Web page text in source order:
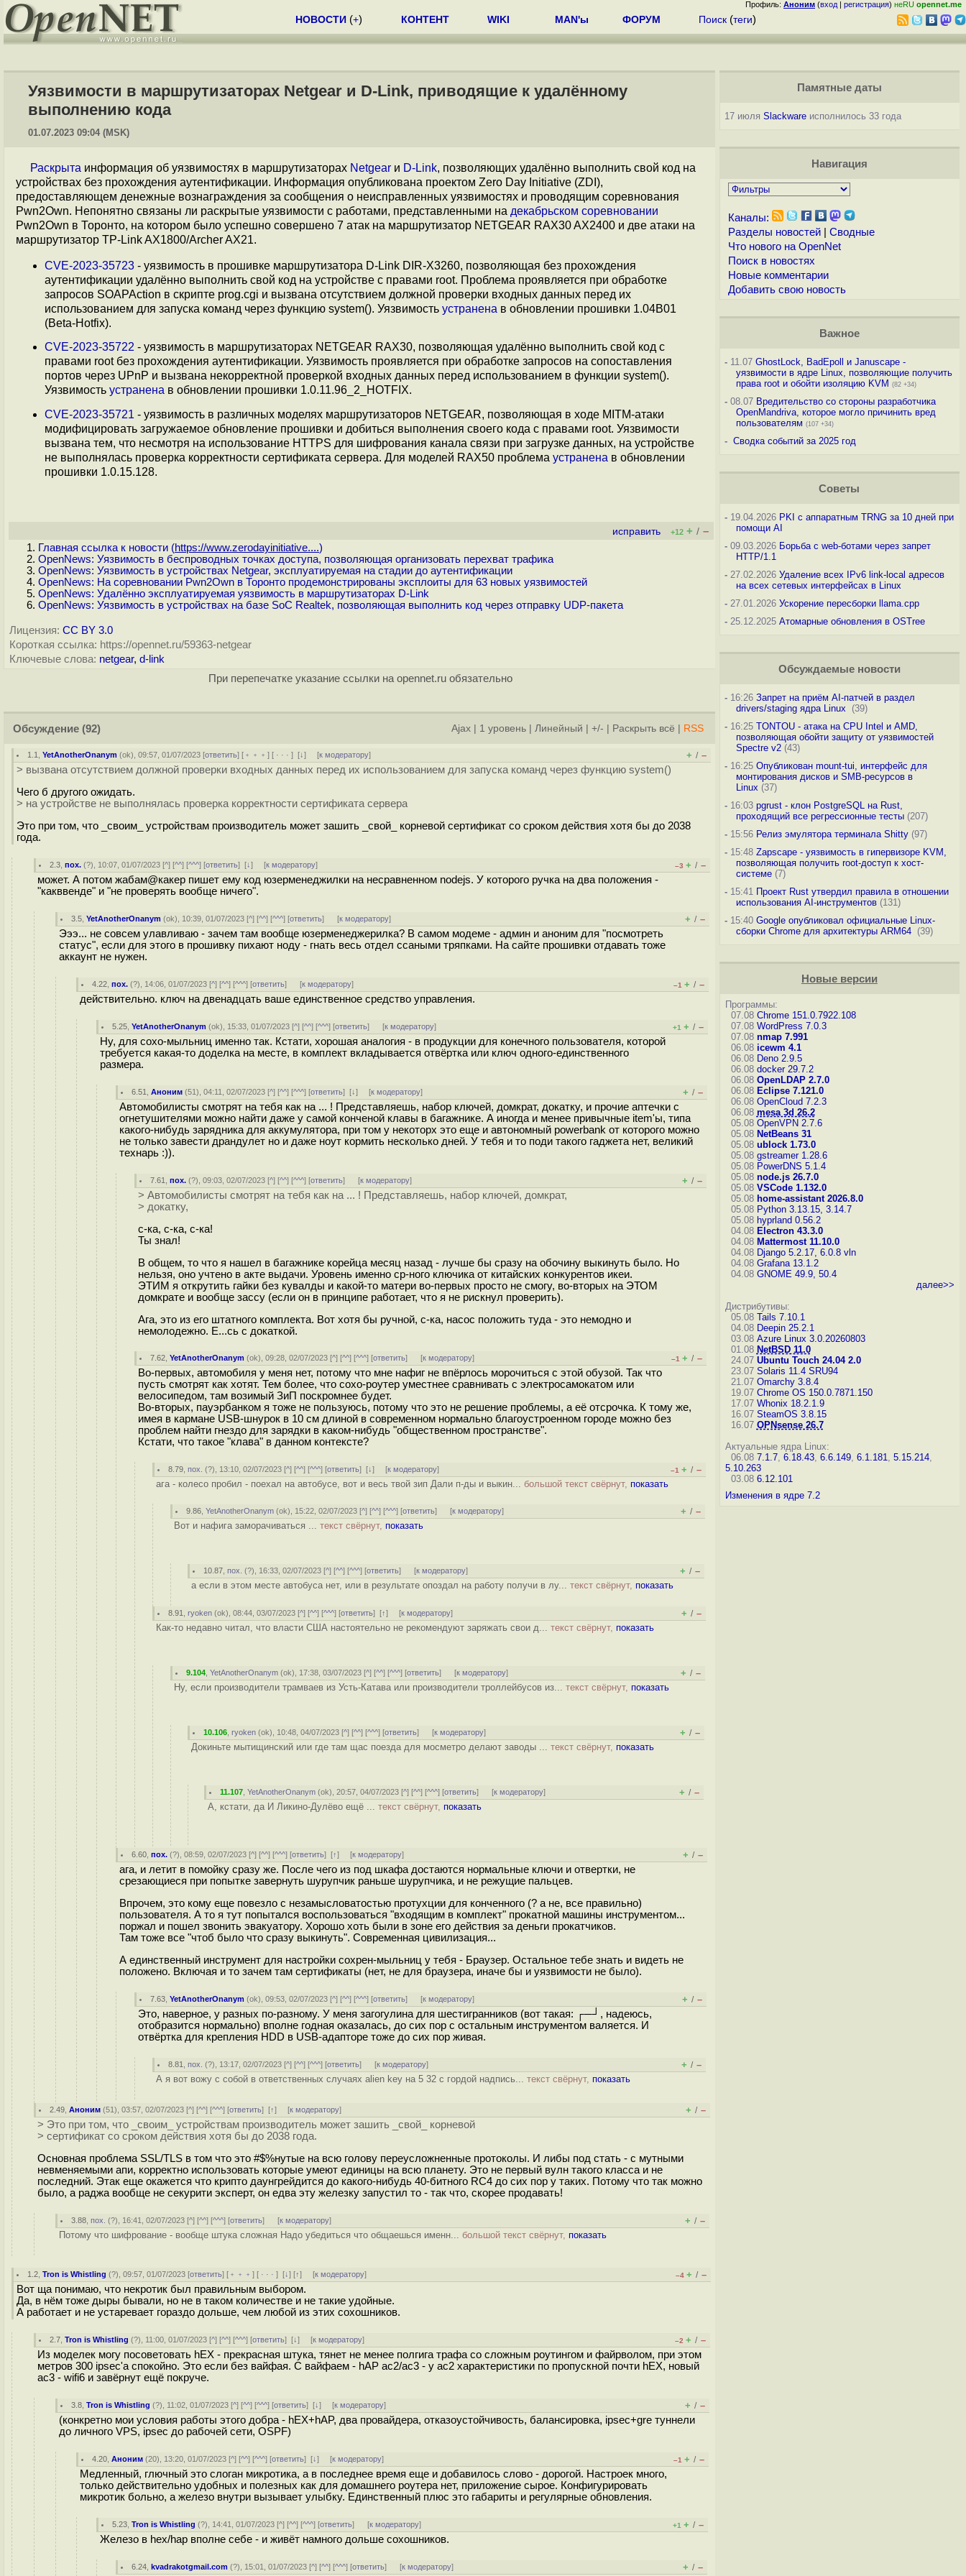
Профиль: Аноним (вход | регистрация) неRU opennet.me
НОВОСТИ (+) КОНТЕНТ WIKI MAN'ы ФОРУМ Поиск (теги)
Уязвимости в маршрутизаторах Netgear и D-Link, приводящие к удалённому
выполнению кода
01.07.2023 09:04 (MSK)
Раскрыта информация об уязвимостях в маршрутизаторах Netgear и D-Link, позволяющих удалённо выполнить свой код на
устройствах без прохождения аутентификации. Информация опубликована проектом Zero Day Initiative (ZDI),
предоставляющем денежные вознаграждения за сообщения о неисправленных уязвимостях и проводящим соревнования
Pwn2Own. Непонятно связаны ли раскрытые уязвимости с работами, представленными на декабрьском соревновании
Pwn2Own в Торонто, на котором было успешно совершено 7 атак на маршрутизатор NETGEAR RAX30 AX2400 и две атаки на
маршрутизатор TP-Link AX1800/Archer AX21.
CVE-2023-35723 - уязвимость в прошивке маршрутизатора D-Link DIR-X3260, позволяющая без прохождения
аутентификации удалённо выполнить свой код на устройстве с правами root. Проблема проявляется при обработке
запросов SOAPAction в скрипте prog.cgi и вызвана отсутствием должной проверки входных данных перед их
использованием для запуска команд через функцию system(). Уязвимость устранена в обновлении прошивки 1.04B01
(Beta-Hotfix).
CVE-2023-35722 - уязвимость в маршрутизаторах NETGEAR RAX30, позволяющая удалённо выполнить свой код с
правами root без прохождения аутентификации. Уязвимость проявляется при обработке запросов на сопоставления
портов через UPnP и вызвана некорректной проверкой входных данных перед использованием в функции system().
Уязвимость устранена в обновлении прошивки 1.0.11.96_2_HOTFIX.
CVE-2023-35721 - уязвимость в различных моделях маршрутизаторов NETGEAR, позволяющая в ходе MITM-атаки
модифицировать загружаемое обновление прошивки и добиться выполнения своего кода с правами root. Уязвимости
вызвана тем, что несмотря на использование HTTPS для шифрования канала связи при загрузке данных, на устройстве
не выполнялась проверка корректности сертификата сервера. Для моделей RAX50 проблема устранена в обновлении
прошивки 1.0.15.128.
исправить +12 + / –
Главная ссылка к новости (https://www.zerodayinitiative....)
OpenNews: Уязвимость в беспроводных точках доступа, позволяющая организовать перехват трафика
OpenNews: Уязвимость в устройствах Netgear, эксплуатируемая на стадии до аутентификации
OpenNews: На соревновании Pwn2Own в Торонто продемонстрированы эксплоиты для 63 новых уязвимостей
OpenNews: Удалённо эксплуатируемая уязвимость в маршрутизаторах D-Link
OpenNews: Уязвимость в устройствах на базе SoC Realtek, позволяющая выполнить код через отправку UDP-пакета
Лицензия: CC BY 3.0
Короткая ссылка: https://opennet.ru/59363-netgear
Ключевые слова: netgear, d-link
При перепечатке указание ссылки на opennet.ru обязательно
Обсуждение (92) Ajax 1 уровень Линейный +/- Раскрыть всё RSS
1.1 ,YetAnotherOnanym (ok), 09:57, 01/07/2023 [ответить] [ ﹢﹢﹢] [ · · ·][↓] [к модератору] + / –
> вызвана отсутствием должной проверки входных данных перед их использованием для запуска команд через функцию system()
Чего б другого ожидать.
> на устройстве не выполнялась проверка корректности сертификата сервера
Это при том, что _своим_ устройствам производитель может зашить _свой_ корневой сертификат со сроком действия хотя бы до 2038
года.
2.3 ,пох. (?), 10:07, 01/07/2023 [^] [^^] [^^^] [ответить][↓] [к модератору] –3 + / –
может. А потом жабам@какер пишет ему код юзерменеджилки на несравненном nodejs. У которого ручка на два положения -
"какввенде" и "не проверять вообще ничего".
3.5 ,YetAnotherOnanym (ok), 10:39, 01/07/2023 [^] [^^] [^^^] [ответить] [к модератору] + / –
Эээ... не совсем улавливаю - зачем там вообще юзерменеджерилка? В самом модеме - админ и аноним для "посмотреть
статус", если для этого в прошивку пихают ноду - гнать весь отдел ссаными тряпками. На сайте прошивки отдавать тоже
аккаунт не нужен.
4.22 ,пох. (?), 14:06, 01/07/2023 [^] [^^] [^^^] [ответить] [к модератору] –1 + / –
действительно. ключ на двенадцать ваше единственное средство управления.
5.25 ,YetAnotherOnanym (ok), 15:33, 01/07/2023 [^] [^^] [^^^] [ответить] [к модератору] +1 + / –
Ну, для сохо-мыльниц именно так. Кстати, хорошая аналогия - в продукции для конечного пользователя, которой
требуется какая-то доделка на месте, в комплект вкладывается отвёртка или ключ одного-единственного
размера.
6.51 ,Аноним (51), 04:11, 02/07/2023 [^] [^^] [^^^] [ответить][↓] [к модератору] + / –
Автомобилисты смотрят на тебя как на ... ! Представляешь, набор ключей, домкрат, докатку, и прочие аптечки с
огнетушителями можно найти даже у самой конченой клавы в багажнике. А иногда и менее привычные item'ы, типа
какого-нибудь зарядника для аккумулятора, при том у некоторх это еще и автономный powerbank от которого можно
не только завести драндулет но и даже ноут кормить несколько дней. У тебя и то поди такого гаджета нет, великий
технарь :)).
7.61 ,пох. (?), 09:03, 02/07/2023 [^] [^^] [^^^] [ответить] [к модератору] + / –
> Автомобилисты смотрят на тебя как на ... ! Представляешь, набор ключей, домкрат,
> докатку,
с-ка, с-ка, с-ка!
Ты знал!
В общем, то что я нашел в багажнике корейца месяц назад - лучше бы сразу на обочину выкинуть было. Но
нельзя, оно учтено в акте выдачи. Уровень именно ср-ного ключика от китайских конкурентов икеи.
ЭТИМ я открутить гайки без кувалды и какой-то матери во-первых просто не смогу, во-вторых на ЭТОМ
домкрате и вообще зассу (если он в принципе работает, что я не рискнул проверить).
Ага, это из его штатного комплекта. Вот хотя бы ручной, с-ка, насос положить туда - это немодно и
немолодежно. Е...сь с докаткой.
7.62 ,YetAnotherOnanym (ok), 09:28, 02/07/2023 [^] [^^] [^^^] [ответить] [к модератору] –1 + / –
Во-первых, автомобиля у меня нет, потому что мне нафиг не впёрлось морочиться с этой обузой. Так что
пусть смотрят как хотят. Тем более, что сохо-роутер уместнее сравнивать с электросамокатом или
велосипедом, там возимый ЗиП поскромнее будет.
Во-вторых, пауэрбанком я тоже не пользуюсь, потому что это не решение проблемы, а её отсрочка. К тому же,
имея в кармане USB-шнурок в 10 см длиной в современном нормально благоустроенном городе можно без
проблем найти гнездо для зарядки в каком-нибудь "общественном пространстве".
Кстати, что такое "клава" в данном контексте?
8.79 ,пох. (?), 13:10, 02/07/2023 [^] [^^] [^^^] [ответить][↓] [к модератору] –1 + / –
ага - колесо пробил - поехал на автобусе, вот и весь твой зип Дали п-ды и выкин... большой текст свёрнут, показать
9.86 ,YetAnotherOnanym (ok), 15:22, 02/07/2023 [^] [^^] [^^^] [ответить] [к модератору] + / –
Вот и нафига заморачиваться ... текст свёрнут, показать
10.87 ,пох. (?), 16:33, 02/07/2023 [^] [^^] [^^^] [ответить] [к модератору] + / –
а если в этом месте автобуса нет, или в результате опоздал на работу получи в лу... текст свёрнут, показать
8.91 ,ryoken (ok), 08:44, 03/07/2023 [^] [^^] [^^^] [ответить][↑] [к модератору] + / –
Как-то недавно читал, что власти США настоятельно не рекомендуют заряжать свои д... текст свёрнут, показать
9.104 ,YetAnotherOnanym (ok), 17:38, 03/07/2023 [^] [^^] [^^^] [ответить] [к модератору] + / –
Ну, если производители трамваев из Усть-Катава или производители троллейбусов из... текст свёрнут, показать
10.106 ,ryoken (ok), 10:48, 04/07/2023 [^] [^^] [^^^] [ответить] [к модератору] + / –
Докиньте мытищинский или где там щас поезда для мосметро делают заводы ... текст свёрнут, показать
11.107 ,YetAnotherOnanym (ok), 20:57, 04/07/2023 [^] [^^] [^^^] [ответить] [к модератору] + / –
А, кстати, да И Ликино-Дулёво ещё ... текст свёрнут, показать
6.60 ,пох. (?), 08:59, 02/07/2023 [^] [^^] [^^^] [ответить][↑] [к модератору] + / –
ага, и летит в помойку сразу же. После чего из под шкафа достаются нормальные ключи и отвертки, не
срезающиеся при попытке завернуть шурупчик раньше шурупчика, и не режущие пальцев.
Впрочем, это кому еще повезло с незамысловатостью протухции для конченного (? а не, все правильно)
пользователя. А то я тут попытался воспользоваться "входящим в комплект" прокатной машины инструментом...
поржал и пошел звонить эвакуатору. Хорошо хоть были в зоне его действия за деньги прокатчиков.
Там тоже все "чтоб было что сразу выкинуть". Современная цивилизация...
А единственный инструмент для настройки сохрен-мыльниц у тебя - Браузер. Остальное тебе знать и видеть не
положено. Включая и то зачем там сертификаты (нет, не для браузера, иначе бы и уязвимости не было).
7.63 ,YetAnotherOnanym (ok), 09:53, 02/07/2023 [^] [^^] [^^^] [ответить] [к модератору] + / –
Это, наверное, у разных по-разному. У меня загогулина для шестигранников (вот такая: ┌─┘, надеюсь,
отобразится нормально) вполне годная оказалась, до сих пор с остальным инструментом валяется. И
отвёртка для крепления HDD в USB-адапторе тоже до сих пор живая.
8.81 ,пох. (?), 13:17, 02/07/2023 [^] [^^] [^^^] [ответить] [к модератору] + / –
А я вот вожу с собой в ответственных случаях alien key на 5 32 с гордой надпись... текст свёрнут, показать
2.49 ,Аноним (51), 03:57, 02/07/2023 [^] [^^] [^^^] [ответить][↑] [к модератору] + / –
> Это при том, что _своим_ устройствам производитель может зашить _свой_ корневой
> сертификат со сроком действия хотя бы до 2038 года.
Основная проблема SSL/TLS в том что это #$%нутые на всю голову переусложненные протоколы. И либы под стать - с мутными
невменяемыми апи, корректно использовать которые умеют единицы на всю планету. Это не первый вулн такого класса и не
последний. Этак еще окажется что крипто даунгрейдится до какого-нибудь 40-битного RC4 до сих пор у таких. Потому что так можно
было, а раджа вообще не секурити эксперт, он едва эту железку запустил то - так что, скорее продавать!
3.88 ,пох. (?), 16:41, 02/07/2023 [^] [^^] [^^^] [ответить] [к модератору] + / –
Потому что шифрование - вообще штука сложная Надо убедиться что общаешься именн... большой текст свёрнут, показать
1.2 ,Tron is Whistling (?), 09:57, 01/07/2023 [ответить] [ ﹢﹢﹢] [ · · ·][↓] [↑] [к модератору] –4 + / –
Вот ща понимаю, что некротик был правильным выбором.
Да, в нём тоже дыры бывали, но не в таком количестве и не такие удойные.
А работает и не устаревает гораздо дольше, чем любой из этих сохошников.
2.7 ,Tron is Whistling (?), 11:00, 01/07/2023 [^] [^^] [^^^] [ответить][↓] [к модератору] –2 + / –
Из моделек могу посоветовать hEX - прекрасная штука, тянет не менее полгига трафа со сложным роутингом и файрволом, при этом
метров 300 ipsec'а спокойно. Это если без вайфая. С вайфаем - hAP ac2/ac3 - у ac2 характеристики по пропускной почти hEX, новый
ac3 - wifi6 и завёрнут ещё покруче.
3.8 ,Tron is Whistling (?), 11:02, 01/07/2023 [^] [^^] [^^^] [ответить][↓] [к модератору] + / –
(конкретно мои условия работы этого добра - hEX+hAP, два провайдера, отказоустойчивость, балансировка, ipsec+gre туннели
до личного VPS, ipsec до рабочей сети, OSPF)
4.20 ,Аноним (20), 13:20, 01/07/2023 [^] [^^] [^^^] [ответить][↓] [к модератору] –1 + / –
Медленный, глючный это слоган микротика, а в последнее время еще и добавилось слово - дорогой. Настроек много,
только действительно удобных и полезных как для домашнего роутера нет, приложение сырое. Конфигурировать
микротик больно, а железо внутри вызывает улыбку. Единственный плюс это габариты и регулярные обновления.
5.23 ,Tron is Whistling (?), 14:41, 01/07/2023 [^] [^^] [^^^] [ответить] [к модератору] +1 + / –
Железо в hex/hap вполне себе - и живёт намного дольше сохошников.
6.24 ,kvadrakotgmail.com (?), 15:01, 01/07/2023 [^] [^^] [^^^] [ответить] [к модератору] + / –
Памятные даты
17 июля Slackwareисполнилось 33 года
Навигация
Каналы:
Разделы новостей| Сводные
Что нового на OpenNet
Поиск в новостях
Новые комментарии
Добавить свою новость
Важное
-11.07 GhostLock, BadEpoll и Januscape -
уязвимости в ядре Linux, позволяющие получить
права root и обойти изоляцию KVM (82 +34)
-08.07 Вредительство со стороны разработчика
OpenMandriva, которое могло причинить вред
пользователям (107 +34)
- Сводка событий за 2025 год
Советы
-19.04.2026 PKI с аппаратным TRNG за 10 дней при
помощи AI
-09.03.2026 Борьба с web-ботами через запрет
HTTP/1.1
-27.02.2026 Удаление всех IPv6 link-local адресов
на всех сетевых интерфейсах в Linux
-27.01.2026 Ускорение пересборки llama.cpp
-25.12.2025 Атомарные обновления в OSTree
Обсуждаемые новости
-16:26 Запрет на приём AI-патчей в раздел
drivers/staging ядра Linux
(39)
-16:25 TONTOU - атака на CPU Intel и AMD,
позволяющая обойти защиту от уязвимостей
Spectre v2(43)
-16:25 Опубликован mount-tui, интерфейс для
монтирования дисков и SMB-ресурсов в
Linux (37)
-16:03 pgrust - клон PostgreSQL на Rust,
проходящий все регрессионные тесты(207)
-15:56 Релиз эмулятора терминала Shitty(97)
-15:48 Zapscape - уязвимость в гипервизоре KVM,
позволяющая получить root-доступ к хост-
системе(7)
-15:41 Проект Rust утвердил правила в отношении
использования AI-инструментов(131)
-15:40 Google опубликовал официальные Linux-
сборки Chrome для архитектуры ARM64 (39)
Новые версии
Программы:
07.08 Chrome 151.0.7922.108
07.08 WordPress 7.0.3
07.08 nmap 7.991
06.08 icewm 4.1
06.08 Deno 2.9.5
06.08 docker 29.7.2
06.08 OpenLDAP 2.7.0
06.08 Eclipse 7.121.0
06.08 OpenCloud 7.2.3
06.08 mesa 3d 26.2
05.08 OpenVPN 2.7.6
05.08 NetBeans 31
05.08 ublock 1.73.0
05.08 gstreamer 1.28.6
05.08 PowerDNS 5.1.4
05.08 node.js 26.7.0
05.08 VSCode 1.132.0
05.08 home-assistant 2026.8.0
05.08 Python 3.13.15, 3.14.7
05.08 hyprland 0.56.2
04.08 Electron 43.3.0
04.08 Mattermost 11.10.0
04.08 Django 5.2.17, 6.0.8 vln
04.08 Grafana 13.1.2
04.08 GNOME 49.9, 50.4
далее>>
Дистрибутивы:
05.08 Tails 7.10.1
04.08 Deepin 25.2.1
03.08 Azure Linux 3.0.20260803
01.08 NetBSD 11.0
24.07 Ubuntu Touch 24.04 2.0
23.07 Solaris 11.4 SRU94
21.07 Omarchy 3.8.4
19.07 Chrome OS 150.0.7871.150
17.07 Whonix 18.2.1.9
16.07 SteamOS 3.8.15
16.07 OPNsense 26.7
Актуальные ядра Linux:
06.08 7.1.7, 6.18.43, 6.6.149, 6.1.181, 5.15.214,
5.10.263
03.08 6.12.101
Изменения в ядре 7.2